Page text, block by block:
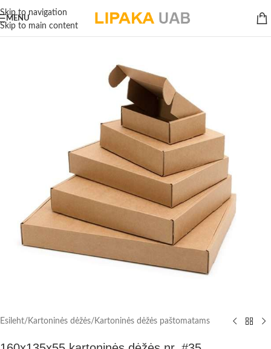
Skip to navigation
Skip to main content
MENU
Esileht/ Kartoninės dėžės/ Kartoninės dėžės paštomatams